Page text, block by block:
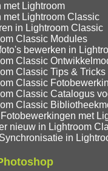
met Lightroom
met Lightroom Classic
in Lightroom Classic
Classic Modules
bewerken in
Classic
Classic Tips & Tricks
Classic
Classic Catalogus
Classic
met
nieuw in Lightroom
in